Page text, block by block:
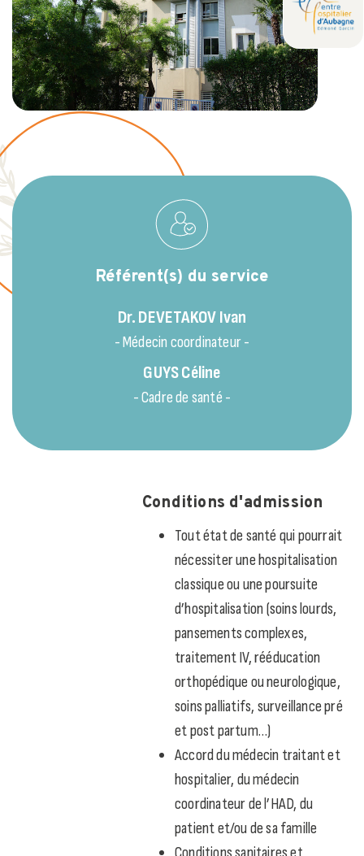
Référent(s) du service
Dr. DEVETAKOVIvan
- Médecin coordinateur -
GUYSCéline
- Cadre de santé -
Conditions d'admission
Tout état de santé qui pourrait
nécessiter une hospitalisation
classique ou une poursuite
d’hospitalisation (soins lourds,
pansements complexes,
traitement IV, rééducation
orthopédique ou neurologique,
soins palliatifs, surveillance pré
et post partum…)
Accord du médecin traitant et
hospitalier, du médecin
coordinateur de l’HAD, du
patient et/ou de sa famille